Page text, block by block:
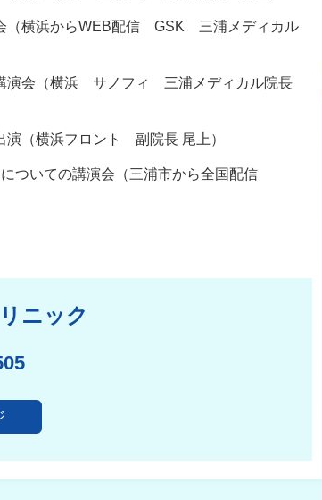
（横浜からWEB配信 GSK 三浦メディカル
演会（横浜 サノフィ 三浦メディカル院長
（横浜フロント 副院長 尾上）
ついての講演会（三浦市から全国配信
ニック